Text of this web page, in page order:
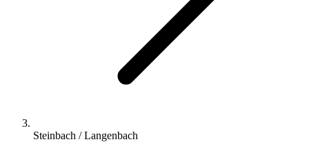
Steinbach / Langenbach